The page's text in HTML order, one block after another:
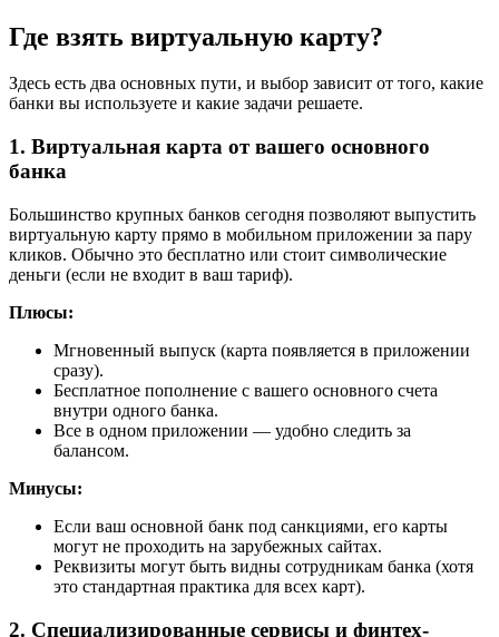
Где взять виртуальную карту?
Здесь есть два основных пути, и выбор зависит от того, какие
банки вы используете и какие задачи решаете.
1. Виртуальная карта от вашего основного
банка
Большинство крупных банков сегодня позволяют выпустить
виртуальную карту прямо в мобильном приложении за пару
кликов. Обычно это бесплатно или стоит символические
деньги (если не входит в ваш тариф).
Плюсы:
Мгновенный выпуск (карта появляется в приложении
сразу).
Бесплатное пополнение с вашего основного счета
внутри одного банка.
Все в одном приложении — удобно следить за
балансом.
Минусы:
Если ваш основной банк под санкциями, его карты
могут не проходить на зарубежных сайтах.
Реквизиты могут быть видны сотрудникам банка (хотя
это стандартная практика для всех карт).
2. Специализированные сервисы и финтех-